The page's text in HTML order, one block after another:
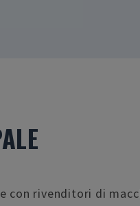
con rivenditori di